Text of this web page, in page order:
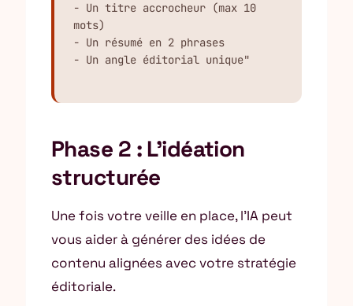
- Un titre accrocheur (max 10
mots)
- Un résumé en 2 phrases
- Un angle éditorial unique"
Phase 2 : L’idéation
structurée
Une fois votre veille en place, l’IA peut
vous aider à générer des idées de
contenu alignées avec votre stratégie
éditoriale.